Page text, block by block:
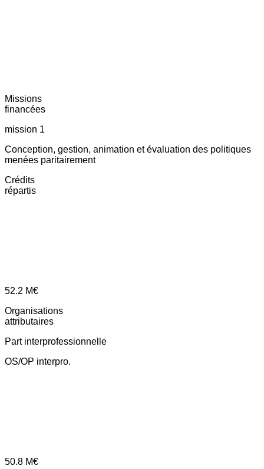
Missions
financées
mission 1
Conception, gestion, animation et évaluation des politiques
menées paritairement
Crédits
répartis
52.2 M€
Organisations
attributaires
Part interprofessionnelle
OS/OP interpro.
50.8 M€